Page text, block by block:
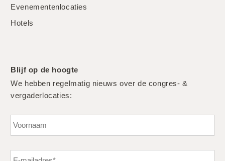
Evenementenlocaties
Hotels
Blijf op de hoogte
We hebben regelmatig nieuws over de congres- &
vergaderlocaties: